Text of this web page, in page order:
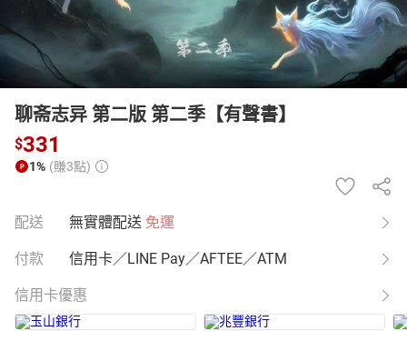
聊斋志异 第二版 第二季【有聲書】
$331
1% (賺3點)
配送 無實體配送 免運
付款 信用卡／LINE Pay／AFTEE／ATM
信用卡優惠